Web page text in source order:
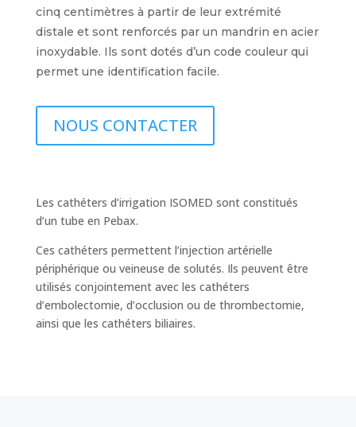
cinq centimètres à partir de leur extrémité
distale et sont renforcés par un mandrin en acier
inoxydable. Ils sont dotés d’un code couleur qui
permet une identification facile.
NOUS CONTACTER
Les cathéters d’irrigation ISOMED sont constitués
d’un tube en Pebax.
Ces cathéters permettent l’injection artérielle
périphérique ou veineuse de solutés. Ils peuvent être
utilisés conjointement avec les cathéters
d’embolectomie, d’occlusion ou de thrombectomie,
ainsi que les cathéters biliaires.